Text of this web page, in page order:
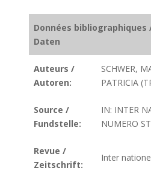
Données
Daten
Auteurs /
Autoren:
SCHWER,
PATRICIA
Source /
Fundstelle:
IN: INTER
NUMERO
Revue /
Zeitschrift:
Inter